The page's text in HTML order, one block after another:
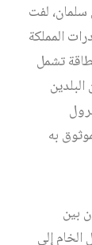
سلمان، لفت
المملكة
تشمل
به
بين
إلى